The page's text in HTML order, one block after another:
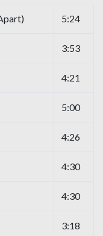
5:24
3:53
4:21
5:00
4:26
4:30
4:30
3:18